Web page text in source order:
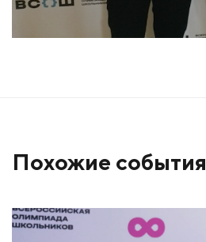
Похожие события